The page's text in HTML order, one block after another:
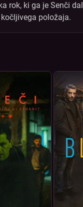
rok, ki ga je Senči dal
položaja.